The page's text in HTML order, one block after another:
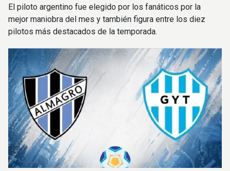
El piloto argentino fue elegido por los fanáticos por la
mejor maniobra del mes y también figura entre los diez
pilotos más destacados de la temporada.